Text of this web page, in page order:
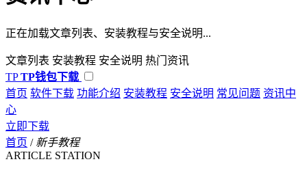
正在加载文章列表、安装教程与安全说明...
文章列表 安装教程 安全说明 热门资讯
TP TP钱包下载
首页 软件下载 功能介绍 安装教程 安全说明 常见问题 资讯中
心
立即下载
首页 / 新手教程
ARTICLE STATION